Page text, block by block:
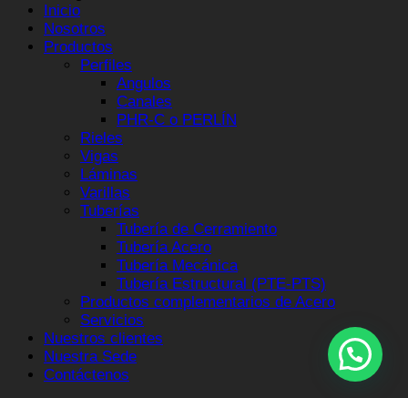
Inicio
Nosotros
Productos
Perfiles
Angulos
Canales
PHR-C o PERLÍN
Rieles
Vigas
Láminas
Varillas
Tuberías
Tubería de Cerramiento
Tubería Acero
Tubería Mecánica
Tubería Estructural (PTE-PTS)
Productos complementarios de Acero
Servicios
Nuestros clientes
Nuestra Sede
Contáctenos